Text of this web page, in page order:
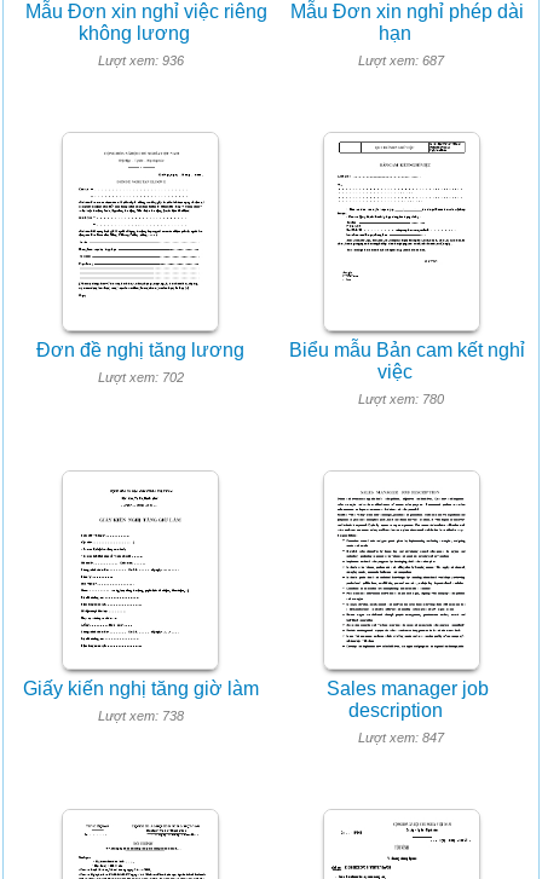
Mẫu Đơn xin nghỉ việc riêng
không lương
Lượt xem: 936
Mẫu Đơn xin nghỉ phép dài
hạn
Lượt xem: 687
Đơn đề nghị tăng lương
Lượt xem: 702
Biểu mẫu Bản cam kết nghỉ
việc
Lượt xem: 780
Giấy kiến nghị tăng giờ làm
Lượt xem: 738
Sales manager job
description
Lượt xem: 847